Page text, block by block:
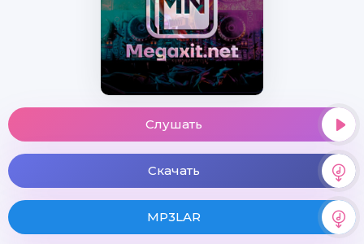
Слушать
Скачать
MP3LAR